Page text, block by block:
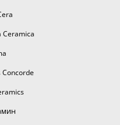
Ceramica
Concorde